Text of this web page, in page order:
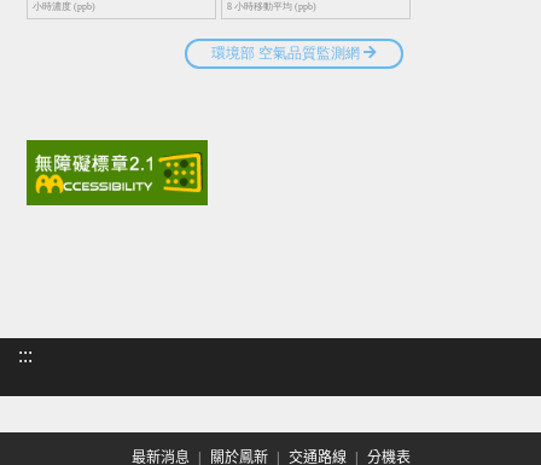
:::
最新消息 關於鳳新 交通路線 分機表